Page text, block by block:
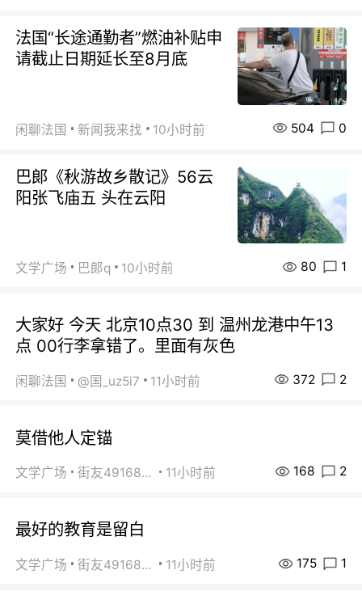
法国“长途通勤者”燃油补贴申
请截止日期延长至8月底
闲聊法国 新闻我来找 10小时前 504 0
巴郞《秋游故乡散记》56云
阳张飞庙五 头在云阳
文学广场 巴郞q 10小时前 80 1
大家好 今天 北京10点30 到 温州龙港中午13
点 00行李拿错了。里面有灰色
闲聊法国 @国_uz5i7 11小时前 372 2
莫借他人定锚
文学广场 街友49168527 11小时前 168 2
最好的教育是留白
文学广场 街友49168527 11小时前 175 1